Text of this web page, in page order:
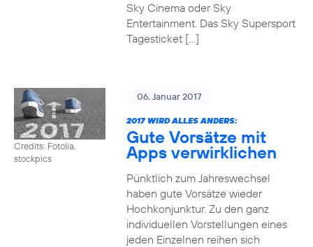
Sky Cinema oder Sky
Entertainment. Das Sky Supersport
Tagesticket […]
Credits: Fotolia,
stockpics
06. Januar 2017
2017 WIRD ALLES ANDERS:
Gute Vorsätze mit
Apps verwirklichen
Pünktlich zum Jahreswechsel
haben gute Vorsätze wieder
Hochkonjunktur. Zu den ganz
individuellen Vorstellungen eines
jeden Einzelnen reihen sich